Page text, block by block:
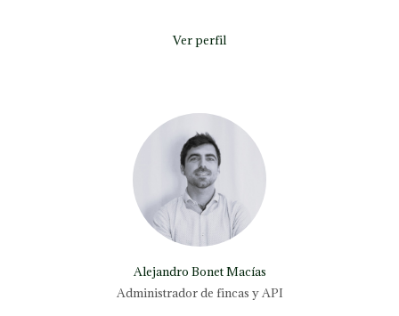
Ver perfil
Alejandro Bonet Macías
Administrador de fincas y API